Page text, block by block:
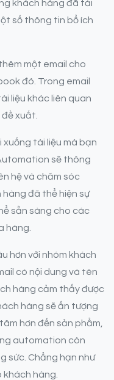
khách hàng đã tải
số thông tin bổ ích
một email cho
đó. Trong email
liệu khác liên quan
xuất.
tài liệu mà bạn
sẽ thông
hệ và chăm sóc
hàng đã thể hiện sự
sẵn sàng cho các
hàng.
hơn với nhóm khách
có nội dung và tên
hàng cảm thấy được
hàng sẽ ấn tượng
hơn đến sản phẩm,
automation còn
sức. Chẳng hạn như
khách hàng.